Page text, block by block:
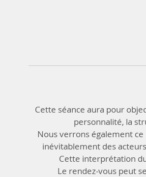
Cette séance aura pour
personnalité, la
Nous verrons également
inévitablement des
Cette interprétation
Le rendez-vous peut